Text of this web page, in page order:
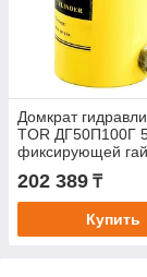
Домкрат
TOR ДГ50П100Г
фиксирующей
202 389 ₸
Купить